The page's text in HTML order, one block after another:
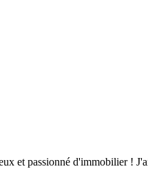
et passionné d'immobilier !